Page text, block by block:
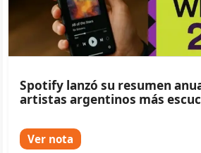
Spotify lanzó su resumen
artistas argentinos más
Ver nota